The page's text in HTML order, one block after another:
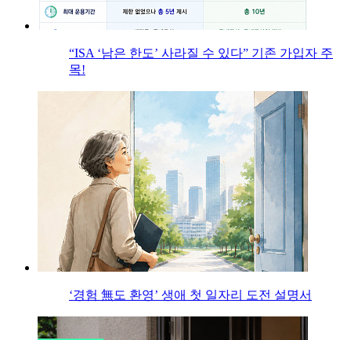
“ISA ‘남은 한도’ 사라질 수 있다” 기존 가입자 주
목!
‘경험 無도 환영’ 생애 첫 일자리 도전 설명서